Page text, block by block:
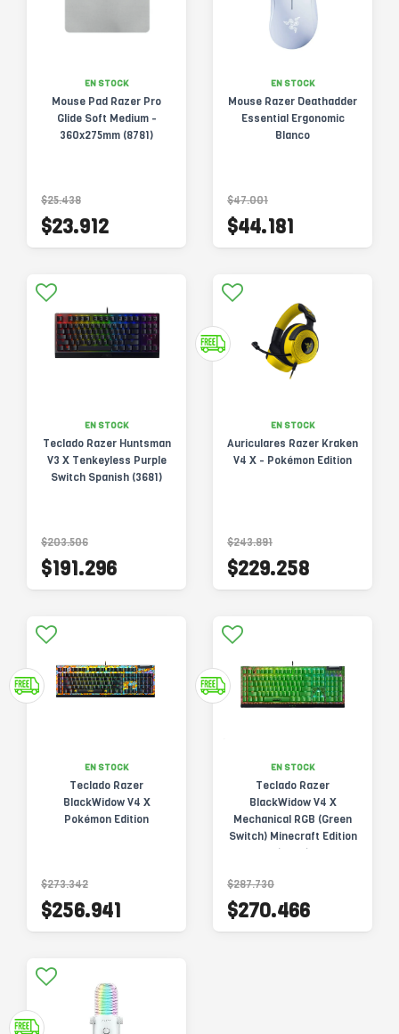
EN STOCK
Mouse Pad Razer Pro
Glide Soft Medium -
360x275mm (8781)
$25.438
$23.912
EN STOCK
Mouse Razer Deathadder
Essential Ergonomic
Blanco
$47.001
$44.181
EN STOCK
Teclado Razer Huntsman
V3 X Tenkeyless Purple
Switch Spanish (3681)
$203.506
$191.296
EN STOCK
Auriculares Razer Kraken
V4 X - Pokémon Edition
$243.891
$229.258
EN STOCK
Teclado Razer
BlackWidow V4 X
Pokémon Edition
$273.342
$256.941
EN STOCK
Teclado Razer
BlackWidow V4 X
Mechanical RGB (Green
Switch) Minecraft Edition
(2936)
$287.730
$270.466